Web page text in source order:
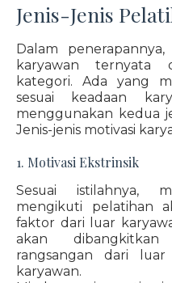
Jenis-Jenis
Dalam
karyawan ternyata
kategori. Ada yang
sesuai keadaan
menggunakan kedua
Jenis-jenis motivasi
1. Motivasi Ekstrinsik
Sesuai istilahnya,
mengikuti pelatihan
faktor dari luar
akan
rangsangan dari
karyawan.